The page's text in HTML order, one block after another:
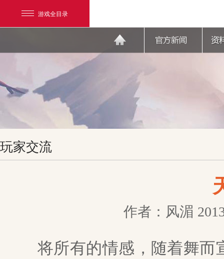
游戏全目录
玩家交流
作者：风湄
将所有的情感，随着舞而